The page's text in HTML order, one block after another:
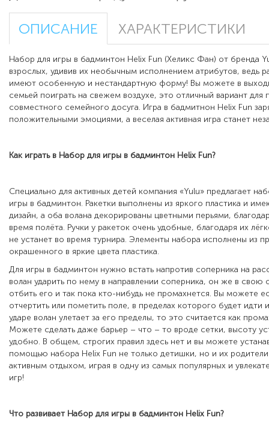
ОПИСАНИЕ ХАРАКТЕРИСТИКИ
Набор для игры в бадминтон Helix Fun (Хеликс Фан) от бренда
взрослых, удивив их необычным исполнением атрибутов, ведь
имеют особенную и нестандартную форму! Вы можете в
семьей поиграть на свежем воздухе, это отличный вариант для
совместного семейного досуга. Игра в бадмитнон Helix Fun
положительными эмоциями, а веселая активная игра станет
Как играть в Набор для игры в бадминтон Helix Fun?
Специально для активных детей компания «Yulu» предлагает
игры в бадминтон. Ракетки выполнены из яркого пластика и
дизайн, а оба волана декорированы цветными перьями,
время полёта. Ручки у ракеток очень удобные, благодаря их
не устанет во время турнира. Элементы набора исполнены из
окрашенного в яркие цвета пластика.
Для игры в бадминтон нужно встать напротив соперника на
волан ударить по нему в направлении соперника, он же в свою
отбить его и так пока кто-нибудь не промахнется. Вы можете
отчертить или пометить поле, в пределах которого будет идти
ударе волан улетает за его пределы, то это считается как
Можете сделать даже барьер – что – то вроде сетки, высоту
удобно. В общем, строгих правил здесь нет и вы можете
помощью набора Helix Fun не только детишки, но и их родители
активным отдыхом, играя в одну из самых популярных и
игр!
Что развивает Набор для игры в бадминтон Helix Fun?